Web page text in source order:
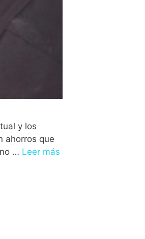
y los
ahorros que
… Leer más